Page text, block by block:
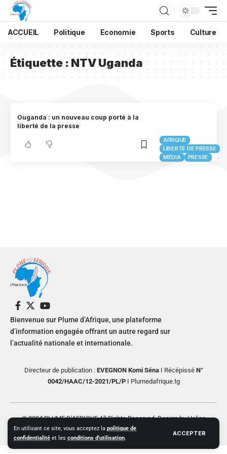
En utilisant ce site, vous acceptez la politique de
confidentialité et les conditions d'utilisation.
ACCEPTER
ACCUEIL Politique Economie Sports Culture
Étiquette : NTV Uganda
AFRIQUE
LIBERTÉ DE PRESSE
MÉDIA
PRESSE
Ouganda : un nouveau coup porté à la
liberté de la presse
Bienvenue sur Plume d’Afrique, une plateforme
d’information engagée offrant un autre regard sur
l’actualité nationale et internationale.
Directeur de publication : EVEGNON Komi SénaI RécépisséN°
0042/HAAC/12-2021/PL/PI Plumedafrique.tg
© 2024 PLUME D’AFRIQUE All Rights Reserved. Design by Helios
Creative